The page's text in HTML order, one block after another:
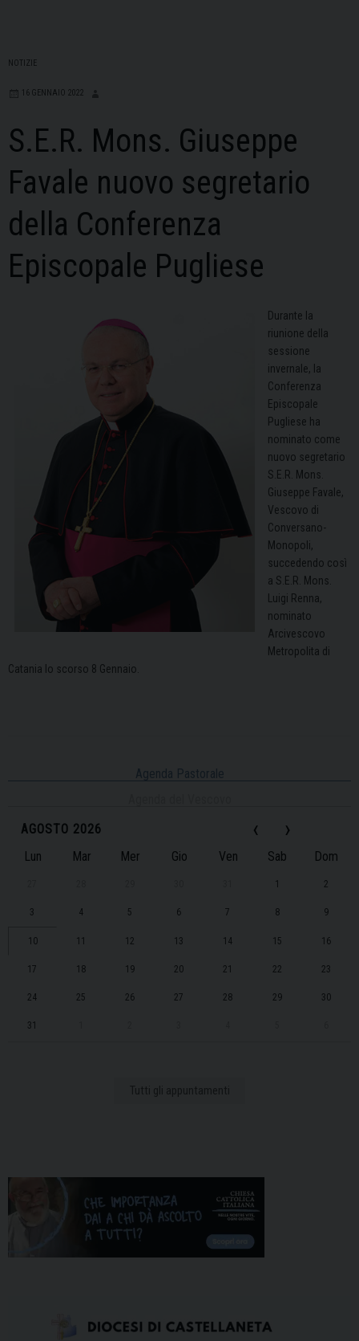
NOTIZIE
16 GENNAIO 2022
S.E.R. Mons. Giuseppe
Favale nuovo segretario
della Conferenza
Episcopale Pugliese
Durante la
riunione della
sessione
invernale, la
Conferenza
Episcopale
Pugliese ha
nominato come
nuovo segretario
S.E.R. Mons.
Giuseppe Favale,
Vescovo di
Conversano-
Monopoli,
succedendo così
a S.E.R. Mons.
Luigi Renna,
nominato
Arcivescovo
Metropolita di
Catania lo scorso 8 Gennaio.
Agenda Pastorale
‹
AGOSTO 2026 ›
Lun Mar Mer Gio Ven Sab Dom
1 2
3 4 5 6 7 8 9
10 11 12 13 14 15 16
17 18 19 20 21 22 23
24 25 26 27 28 29 30
31
Tutti gli appuntamenti